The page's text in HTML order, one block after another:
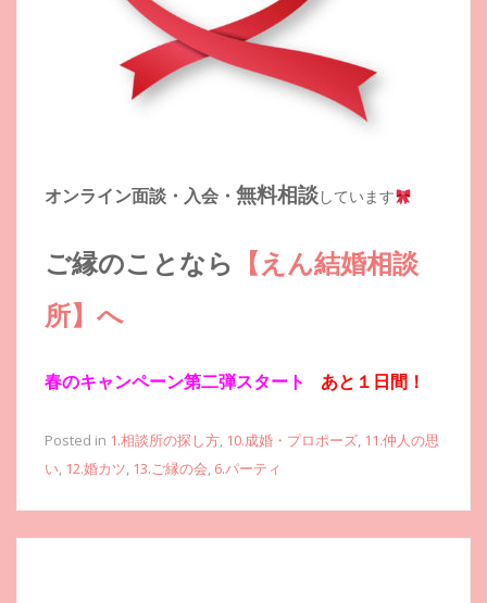
オンライン面談・入会・ 無料相談しています
ご縁のことなら 【えん結婚相談
所】へ
春のキャンペーン第二弾スタート あと１日間！
Posted in 1.相談所の探し方, 10.成婚・プロポーズ, 11.仲人の思
い, 12.婚カツ, 13.ご縁の会, 6.パーティ